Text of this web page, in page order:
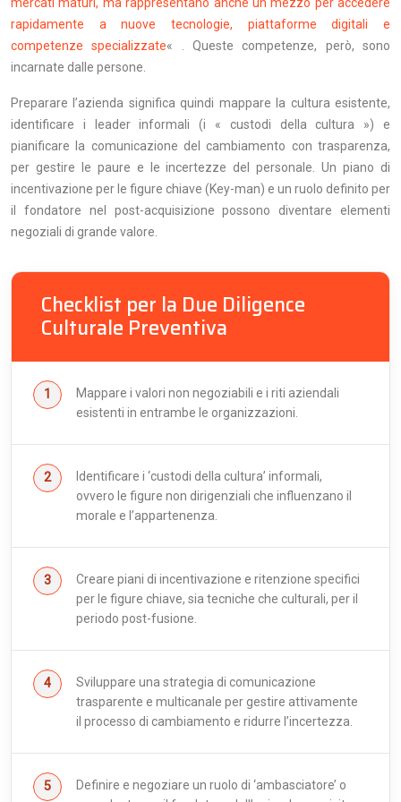
rapidamente a nuove tecnologie, piattaforme digitali e
competenze specializzate« . Queste competenze, però, sono
incarnate dalle persone.
Preparare l’azienda significa quindi mappare la cultura esistente,
identificare i leader informali (i « custodi della cultura ») e
pianificare la comunicazione del cambiamento con trasparenza,
per gestire le paure e le incertezze del personale. Un piano di
incentivazione per le figure chiave (Key-man) e un ruolo definito per
il fondatore nel post-acquisizione possono diventare elementi
negoziali di grande valore.
Checklist per la Due Diligence
Culturale Preventiva
Mappare i valori non negoziabili e i riti aziendali
esistenti in entrambe le organizzazioni.
Identificare i ‘custodi della cultura’ informali,
ovvero le figure non dirigenziali che influenzano il
morale e l’appartenenza.
Creare piani di incentivazione e ritenzione specifici
per le figure chiave, sia tecniche che culturali, per il
periodo post-fusione.
Sviluppare una strategia di comunicazione
trasparente e multicanale per gestire attivamente
il processo di cambiamento e ridurre l’incertezza.
Definire e negoziare un ruolo di ‘ambasciatore’ o